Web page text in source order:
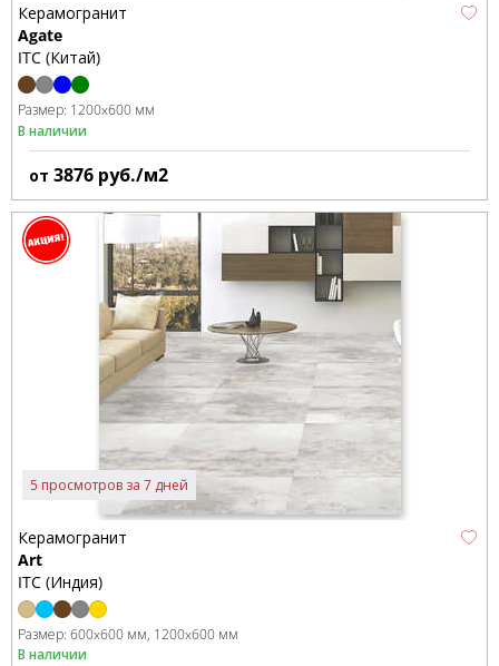
Керамогранит
Agate
ITC (Китай)
Размер: 1200x600 мм
В наличии
от 3876 руб./м2
5 просмотров за 7 дней
Керамогранит
Art
ITC (Индия)
Размер: 600x600 мм 1200x600 мм
В наличии